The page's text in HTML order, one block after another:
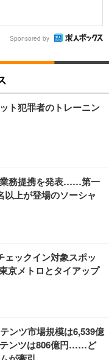
Sponsored by
ト犯罪者のトレーニン
務提携を発表……第一
以上が登場のソーシャ
ェックイン対象スポッ
京メトロとタイアップ
ンツ市場規模は6,539億
ンツは806億円……ど